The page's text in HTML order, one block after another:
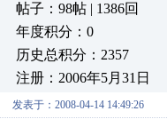
帖子：98帖 | 1386回
年度积分：0
历史总积分：2357
注册：2006年5月31日
发表于：2008-04-14 14:49:26